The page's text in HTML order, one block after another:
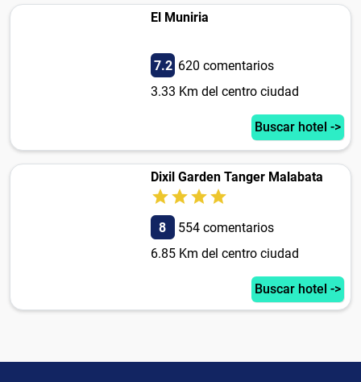
El Muniria
7.2 620 comentarios
3.33 Km del centro ciudad
Buscar hotel ->
Dixil Garden Tanger Malabata
8
554 comentarios
6.85 Km del centro ciudad
Buscar hotel ->